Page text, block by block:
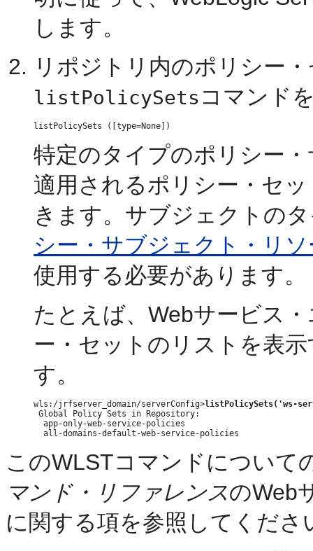
します。
リポジトリ内のポリシー
listPolicySets コマンド
特定のタイプのポリシー
適用されるポリシー・セ
きます。サブジェクトの
シー・サブジェクト・リ
使用する必要があります。
たとえば、Webサービス
ー・セットのリストを表
す。
wls:/jrfserver_domain/serverConfig>listPolicySets('ws-
Global Policy Sets in Repository:
  app-only-web-service-policies
このWLSTコマンドについて
マンド・リファレンスのWeb
に関する項を参照してくださ